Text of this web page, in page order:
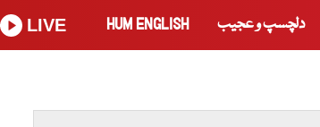
دلچسپ و عجیب HUM ENGLISH
LIVE